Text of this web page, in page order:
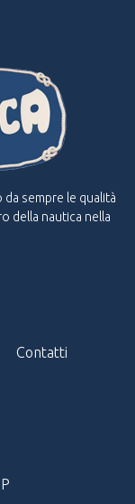
sempre le qualità
della nautica nella
Contatti